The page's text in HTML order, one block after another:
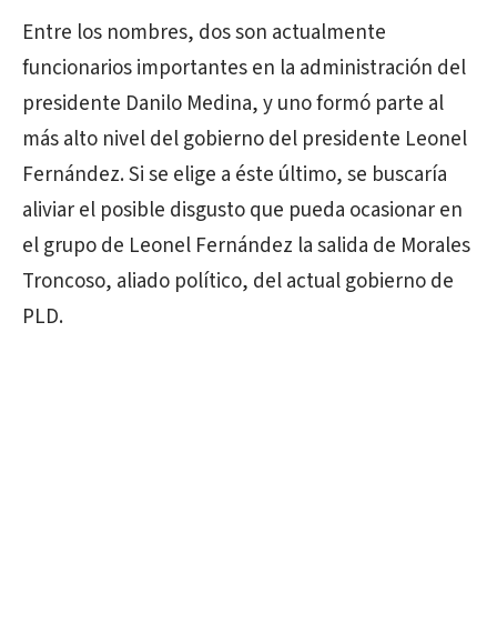
Entre los nombres, dos son actualmente
funcionarios importantes en la administración del
presidente Danilo Medina, y uno formó parte al
más alto nivel del gobierno del presidente Leonel
Fernández. Si se elige a éste último, se buscaría
aliviar el posible disgusto que pueda ocasionar en
el grupo de Leonel Fernández la salida de Morales
Troncoso, aliado político, del actual gobierno de
PLD.